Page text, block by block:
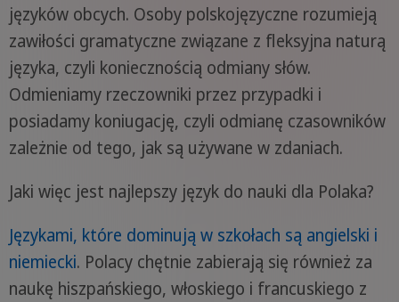
języków obcych. Osoby polskojęzyczne rozumieją
zawiłości gramatyczne związane z fleksyjna naturą
języka, czyli koniecznością odmiany słów.
Odmieniamy rzeczowniki przez przypadki i
posiadamy koniugację, czyli odmianę czasowników
zależnie od tego, jak są używane w zdaniach.
Jaki więc jest najlepszy język do nauki dla Polaka?
Językami, które dominują w szkołach są angielski i
niemiecki. Polacy chętnie zabierają się również za
naukę hiszpańskiego, włoskiego i francuskiego z